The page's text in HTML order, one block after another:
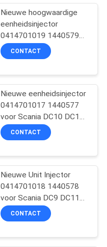
Nieuwe hoogwaardige
eenheidsinjector
0414701019 1440579
voor Scania DC12 Truck
Engine
CONTACT
Nieuwe eenheidsinjector
0414701017 1440577
voor Scania DC10 DC11
vrachtwagenmotor
CONTACT
Nieuwe Unit Injector
0414701018 1440578
voor Scania DC9 DC11
Vrachtwagenmotor
CONTACT